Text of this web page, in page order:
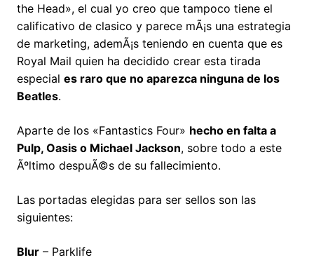
the Head», el cual yo creo que tampoco tiene el
calificativo de clasico y parece mÃ¡s una estrategia
de marketing, ademÃ¡s teniendo en cuenta que es
Royal Mail quien ha decidido crear esta tirada
especial es raro que no aparezca ninguna de los
Beatles.
Aparte de los «Fantastics Four» hecho en falta a
Pulp, Oasis o Michael Jackson, sobre todo a este
Ãºltimo despuÃ©s de su fallecimiento.
Las portadas elegidas para ser sellos son las
siguientes:
Blur – Parklife